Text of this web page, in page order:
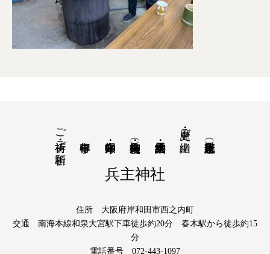
歴史・ご由緒
ご祈祷・ご祈願
兵主神社
住所 大阪府岸和田市西之内町
交通 南海本線和泉大宮駅下車徒歩約20分 春木駅から徒歩約15
分
電話番号 072-443-1097